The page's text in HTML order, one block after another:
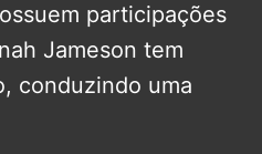
participações
Jameson tem
conduzindo uma